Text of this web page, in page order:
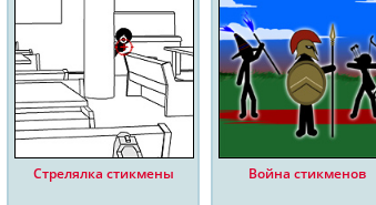
Стрелялка стикмены Война стикменов